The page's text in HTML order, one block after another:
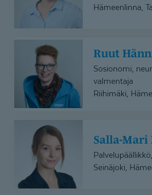
Hämeenlinna,
Hänninen
Ruut
Sosionomi,
valmentaja
Riihimäki,
Heiskanen
Salla-
Seinäjoki,